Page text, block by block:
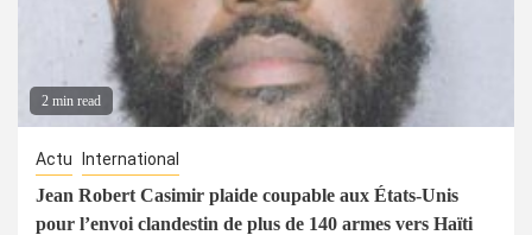
2 min read
Actu International
Jean Robert Casimir plaide coupable aux États-Unis
pour l’envoi clandestin de plus de 140 armes vers Haïti